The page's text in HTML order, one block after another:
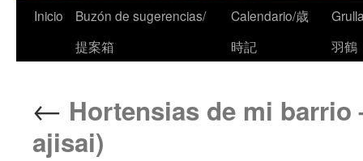
Inicio
Buzón de sugerencias/
提案箱
Calendario/歳
時記
羽鶴
← Hortensias de mi barrio
ajisai)